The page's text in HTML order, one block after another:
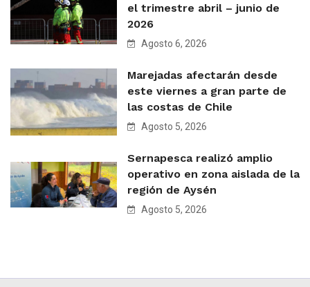
el trimestre abril – junio de
2026
Agosto 6, 2026
Marejadas afectarán desde
este viernes a gran parte de
las costas de Chile
Agosto 5, 2026
Sernapesca realizó amplio
operativo en zona aislada de la
región de Aysén
Agosto 5, 2026